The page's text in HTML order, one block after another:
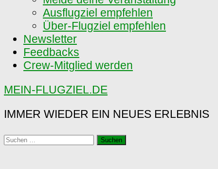
Ausflugziel empfehlen
Über-Flugziel empfehlen
Newsletter
Feedbacks
Crew-Mitglied werden
MEIN-FLUGZIEL.DE
IMMER WIEDER EIN NEUES ERLEBNIS
Suchen